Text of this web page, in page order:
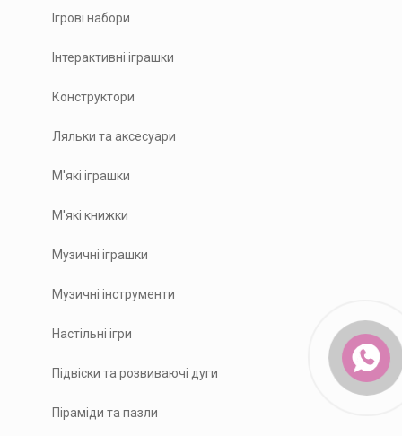
Ігрові набори
Інтерактивні іграшки
Конструктори
Ляльки та аксесуари
М'які іграшки
М'які книжки
Музичні іграшки
Музичні інструменти
Настільні ігри
Підвіски та розвиваючі дуги
Піраміди та пазли